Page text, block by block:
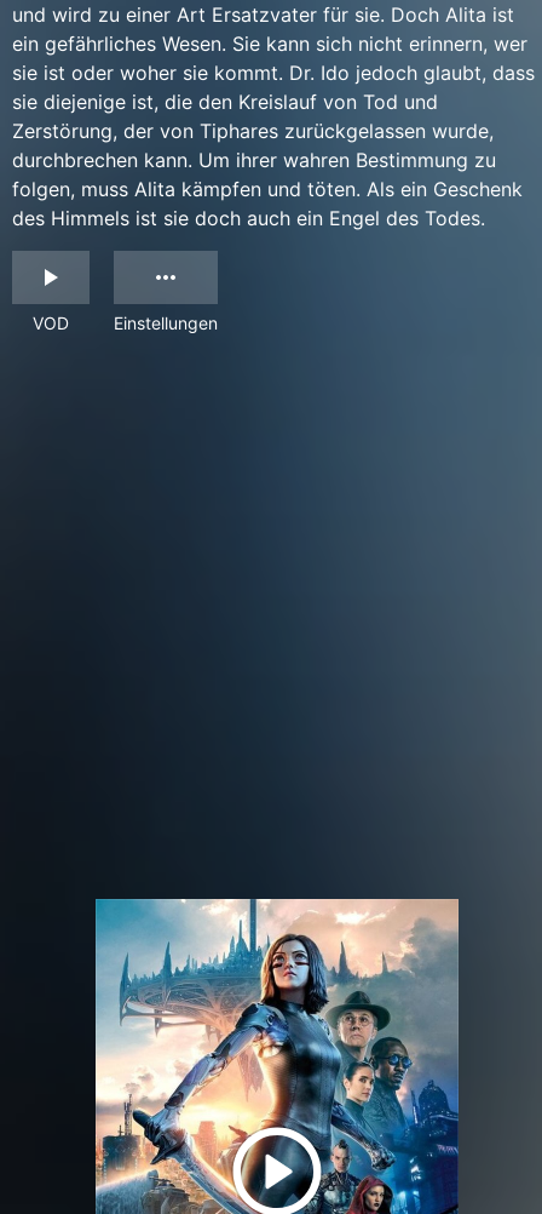
und wird zu einer Art Ersatzvater für sie. Doch Alita ist
ein gefährliches Wesen. Sie kann sich nicht erinnern, wer
sie ist oder woher sie kommt. Dr. Ido jedoch glaubt, dass
sie diejenige ist, die den Kreislauf von Tod und
Zerstörung, der von Tiphares zurückgelassen wurde,
durchbrechen kann. Um ihrer wahren Bestimmung zu
folgen, muss Alita kämpfen und töten. Als ein Geschenk
des Himmels ist sie doch auch ein Engel des Todes.
VOD Einstellungen